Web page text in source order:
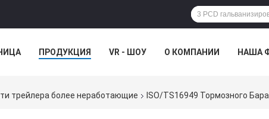
ПРОДУКЦИЯ VR - ШОУ О КОМПАНИИ НАША
трейлера более неработающие ISO/TS16949 Тормозного